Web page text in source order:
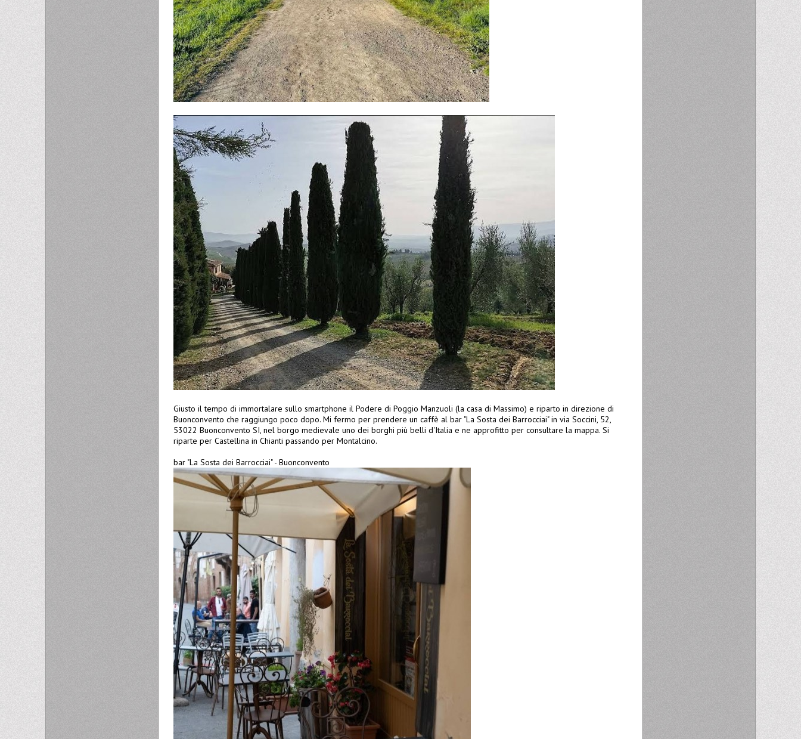
Giusto il tempo di immortalare sullo smartphone il Podere di Poggio Manzuoli (la casa di Massimo) e riparto in direzione di
Buonconvento che raggiungo poco dopo. Mi fermo per prendere un caffè al bar "La Sosta dei Barrocciai" in via Soccini, 52,
53022 Buonconvento SI, nel borgo medievale uno dei borghi più belli d'Italia e ne approfitto per consultare la mappa. Si
riparte per Castellina in Chianti passando per Montalcino.
bar "La Sosta dei Barrocciai" - Buonconvento